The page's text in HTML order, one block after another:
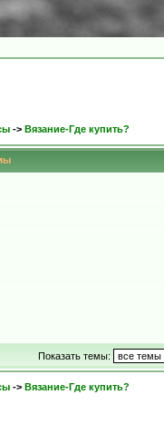
-> Вязание-Где купить?
Показать темы:
-> Вязание-Где купить?